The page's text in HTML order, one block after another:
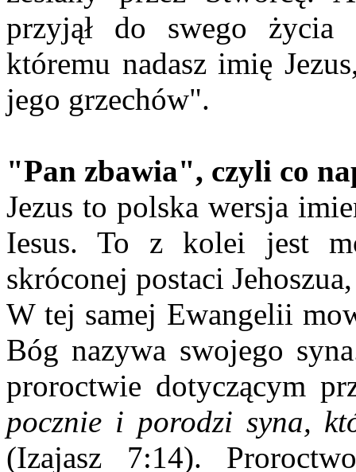
przyjął do swego
któremu nadasz imię
jego grzechów".
"Pan zbawia", czyli co
Jezus to polska wersja
Iesus. To z kolei jest
skróconej postaci
W tej samej Ewangelii
Bóg nazywa swojego
proroctwie dotyczącym
pocznie i porodzi syna,
(Izajasz 7:14).